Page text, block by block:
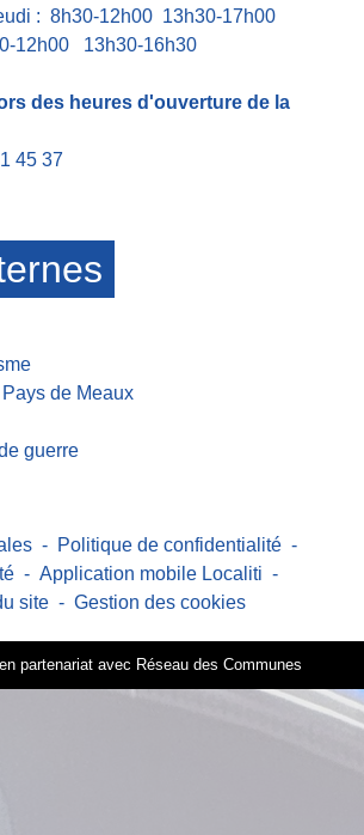
: 8h30-12h00 13h30-17h00
12h00 13h30-16h30
des heures d'ouverture de la
45 37
de Meaux
guerre
- Politique de confidentialité -
- Application mobile Localiti -
site - Gestion des cookies
partenariat avec Réseau des Communes